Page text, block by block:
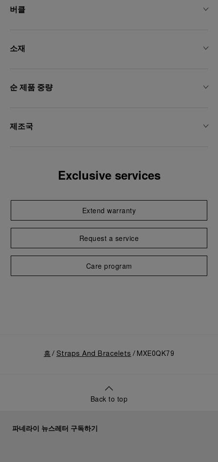
버클
소재
순 제품 중량
제조국
Exclusive services
Extend warranty
Request a service
Care program
홈 Straps And Bracelets MXE0QK79
Back to top
파네라이 뉴스레터 구독하기